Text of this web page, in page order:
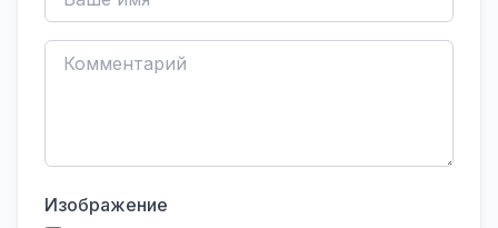
Изображение